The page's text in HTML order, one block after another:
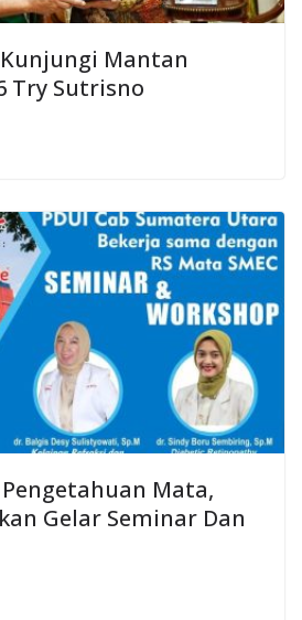
Mantan
Try Sutrisno
Mata,
Gelar Seminar Dan